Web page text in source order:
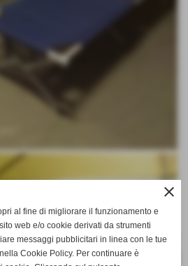
close
al fine di migliorare il funzionamento e
web e/o cookie derivati da strumenti
messaggi pubblicitari in linea con le tue
Cookie Policy. Per continuare è